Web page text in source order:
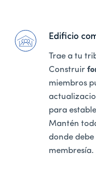
Edificio
Trae a tu
Construir
miembros
para
Mantén
donde
membresía.